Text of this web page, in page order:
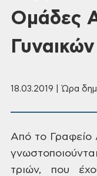
Ομάδες
Γυναικών
18.03.2019 | Ώρα
Από το Γραφείο
τριών, που